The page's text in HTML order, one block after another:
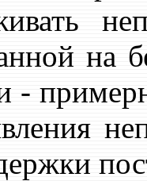
на
-